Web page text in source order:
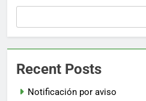
Recent Posts
Notificación por aviso